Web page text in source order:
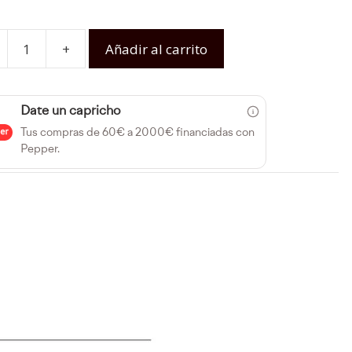
+ Añadir al carrito
Date un capricho
Tus compras de 60€ a 2000€ financiadas con
Pepper.